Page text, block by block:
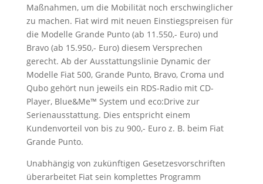
Maßnahmen, um die Mobilität noch erschwinglicher
zu machen. Fiat wird mit neuen Einstiegspreisen für
die Modelle Grande Punto (ab 11.550,- Euro) und
Bravo (ab 15.950,- Euro) diesem Versprechen
gerecht. Ab der Ausstattungslinie Dynamic der
Modelle Fiat 500, Grande Punto, Bravo, Croma und
Qubo gehört nun jeweils ein RDS-Radio mit CD-
Player, Blue&Me™ System und eco:Drive zur
Serienausstattung. Dies entspricht einem
Kundenvorteil von bis zu 900,- Euro z. B. beim Fiat
Grande Punto.
Unabhängig von zukünftigen Gesetzesvorschriften
überarbeitet Fiat sein komplettes Programm